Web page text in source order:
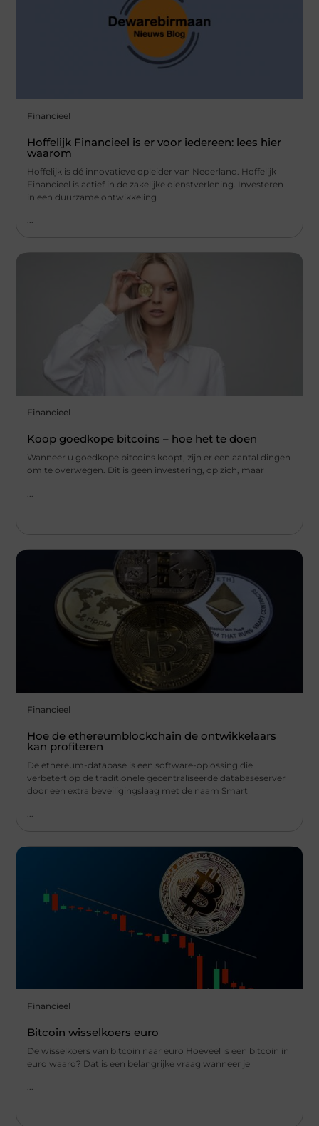
Financieel
Hoffelijk Financieel is er voor iedereen: lees hier
waarom
Hoffelijk is dé innovatieve opleider van Nederland. Hoffelijk
Financieel is actief in de zakelijke dienstverlening. Investeren
in een duurzame ontwikkeling
...
Financieel
Koop goedkope bitcoins – hoe het te doen
Wanneer u goedkope bitcoins koopt, zijn er een aantal dingen
om te overwegen. Dit is geen investering, op zich, maar
Financieel
Hoe de ethereumblockchain de ontwikkelaars
kan profiteren
De ethereum-database is een software-oplossing die
verbetert op de traditionele gecentraliseerde databaseserver
door een extra beveiligingslaag met de naam Smart
...
Financieel
Bitcoin wisselkoers euro
De wisselkoers van bitcoin naar euro Hoeveel is een bitcoin in
euro waard? Dat is een belangrijke vraag wanneer je
...